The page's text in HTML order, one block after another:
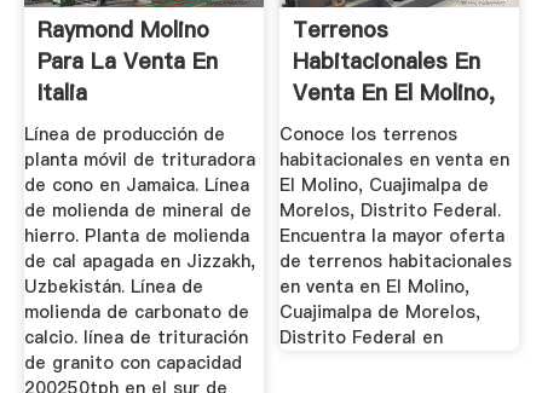
Raymond Molino
Para La Venta En
Italia
Línea de producción de
planta móvil de trituradora
de cono en Jamaica. Línea
de molienda de mineral de
hierro. Planta de molienda
de cal apagada en Jizzakh,
Uzbekistán. Línea de
molienda de carbonato de
calcio. línea de trituración
de granito con capacidad
Terrenos
Habitacionales En
Venta En El Molino,
Cu ...
Conoce los terrenos
habitacionales en venta en
El Molino, Cuajimalpa de
Morelos, Distrito Federal.
Encuentra la mayor oferta
de terrenos habitacionales
en venta en El Molino,
Cuajimalpa de Morelos,
Distrito Federal en